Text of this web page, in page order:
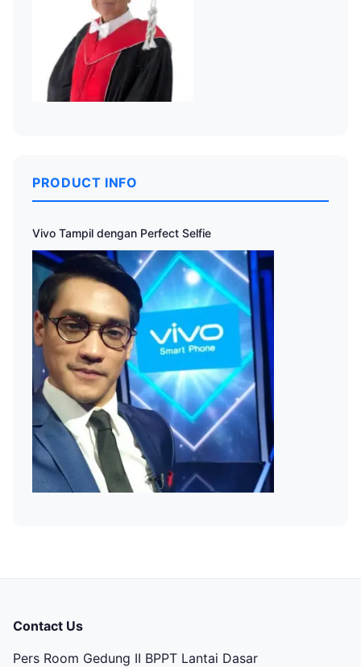
PRODUCT INFO
Vivo Tampil dengan Perfect Selfie
Contact Us
Pers Room Gedung II BPPT Lantai Dasar